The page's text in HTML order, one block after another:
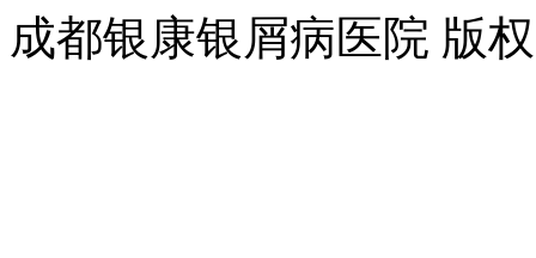
成都银康银屑病医院 版